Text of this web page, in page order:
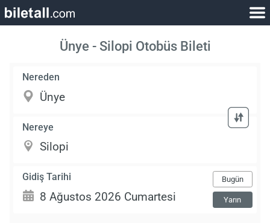
Ünye - Silopi Otobüs Bileti
Nereden
Nereye
Gidiş Tarihi Bugün
Yarın